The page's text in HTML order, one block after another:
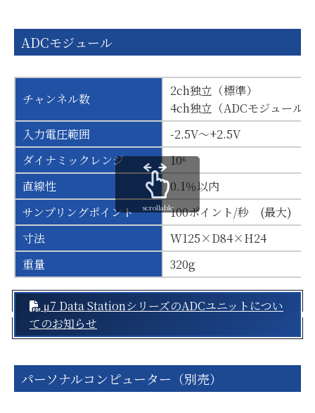
ADCモジュール
チャンネル数
2ch独立（標準）
4ch独立（ADCモジュール
入力電圧範囲
-2.5V～+2.5V
ダイナミックレンジ
10⁶
直線性
0.1％以内
サンプリングポイント
100ポイント/秒 (最大)
寸法
W125×D84×H24
重量
320g
scrollable
μ7 Data StationシリーズのADCユニットについ
てのお知らせ
パーソナルコンピューター（別売）